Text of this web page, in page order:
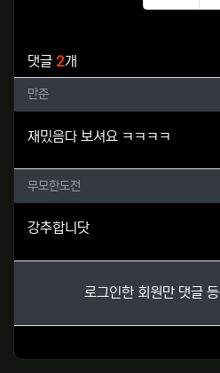
추천
댓글 2개
만준님의 댓글
만준
재밌음다 보셔요 ㅋㅋㅋㅋ
무모한도전님의 댓글
무모한도전
강추합니닷
로그인한 회원만 댓글